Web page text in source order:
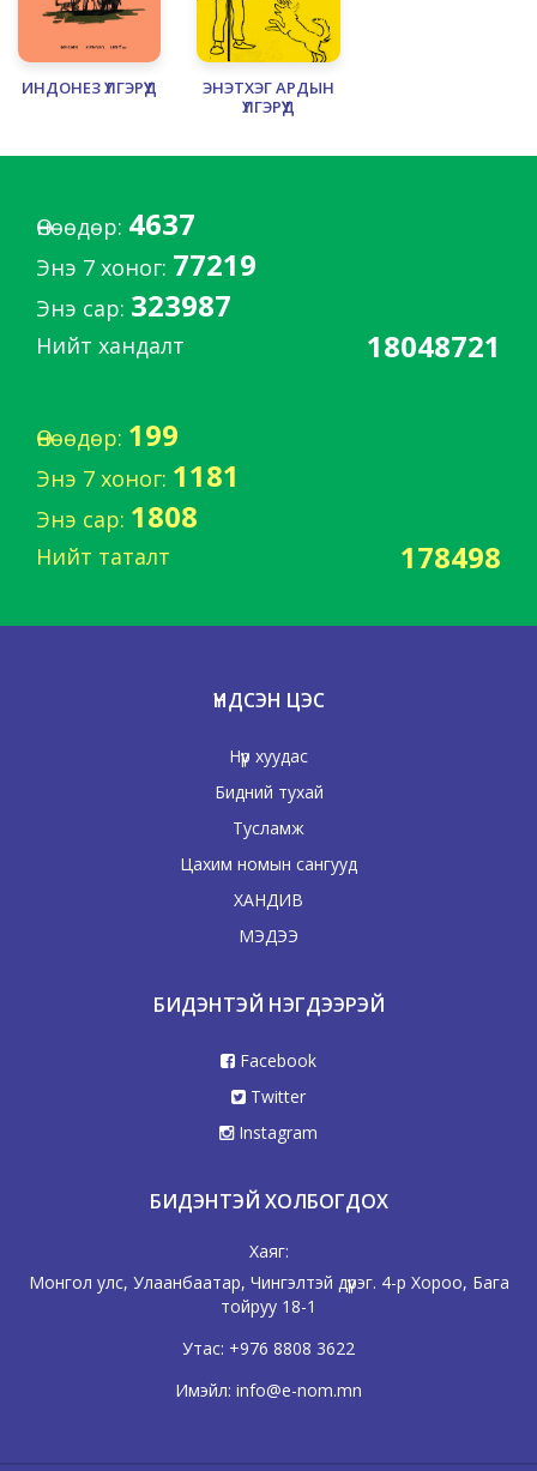
ИНДОНЕЗ ҮЛГЭРҮҮД
ЭНЭТХЭГ АРДЫН
ҮЛГЭРҮҮД
Өнөөдөр: 4637
Энэ 7 хоног: 77219
Энэ сар: 323987
Нийт хандалт 18048721
Өнөөдөр: 199
Энэ 7 хоног: 1181
Энэ сар: 1808
Нийт таталт 178498
ҮНДСЭН ЦЭС
Нүүр хуудас
Бидний тухай
Тусламж
Цахим номын сангууд
ХАНДИВ
МЭДЭЭ
БИДЭНТЭЙ НЭГДЭЭРЭЙ
Facebook
Twitter
Instagram
БИДЭНТЭЙ ХОЛБОГДОХ
Хаяг:
Монгол улс, Улаанбаатар, Чингэлтэй дүүрэг. 4-р Хороо, Бага
тойруу 18-1
Утас: +976 8808 3622
Имэйл: info@e-nom.mn